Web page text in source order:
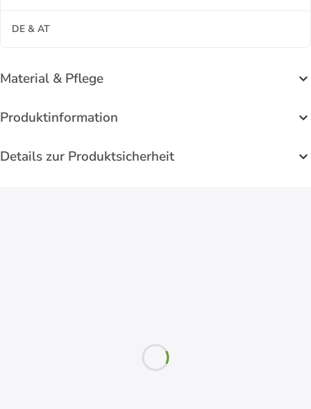
DE & AT
Material & Pflege
Produktinformation
Details zur Produktsicherheit